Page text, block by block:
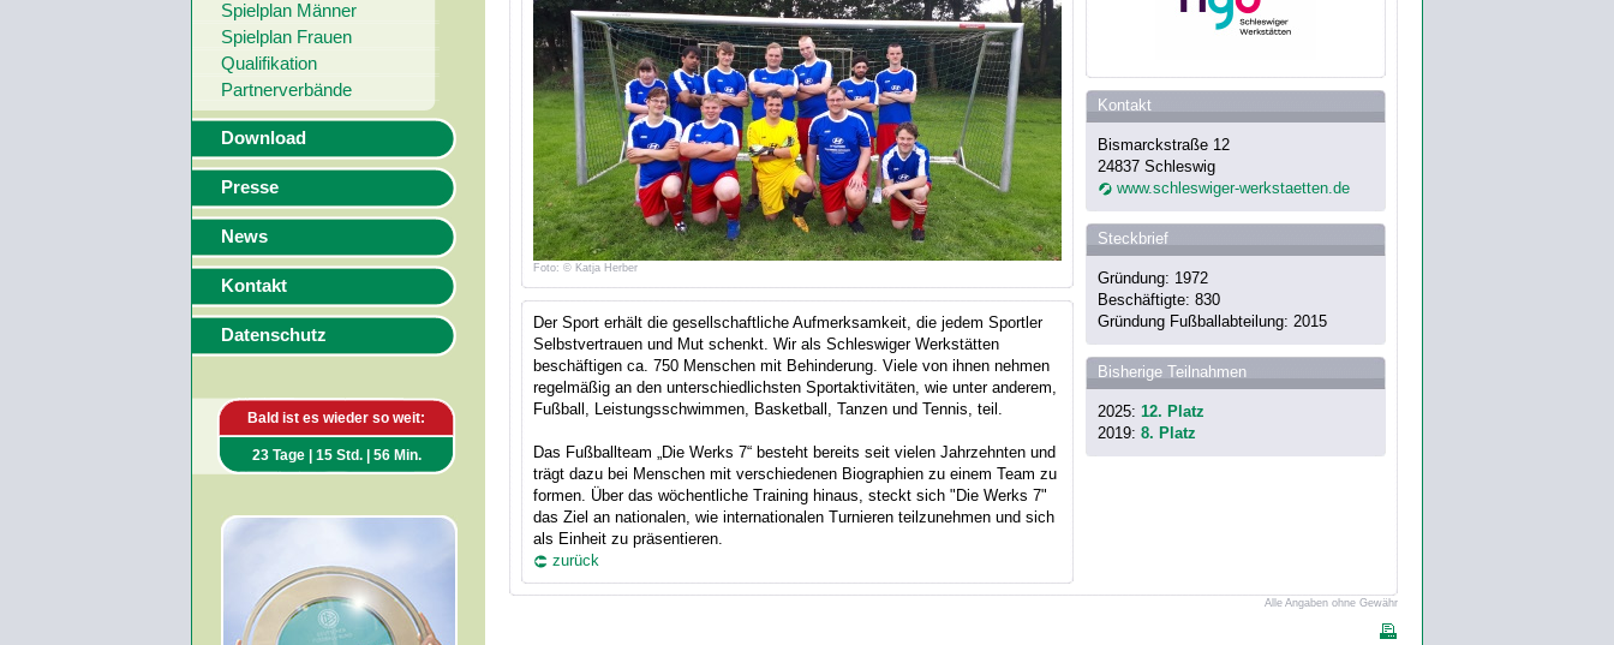
Spielplan Männer
Spielplan Frauen
Qualifikation
Partnerverbände
Download
Presse
News
Kontakt
Datenschutz
Bald ist es wieder so weit:
23 Tage | 15 Std. | 56 Min.
Foto: © Katja Herber
Der Sport erhält die gesellschaftliche Aufmerksamkeit, die jedem Sportler
Selbstvertrauen und Mut schenkt. Wir als Schleswiger Werkstätten
beschäftigen ca. 750 Menschen mit Behinderung. Viele von ihnen nehmen
regelmäßig an den unterschiedlichsten Sportaktivitäten, wie unter anderem,
Fußball, Leistungsschwimmen, Basketball, Tanzen und Tennis, teil.
Das Fußballteam „Die Werks 7“ besteht bereits seit vielen Jahrzehnten und
trägt dazu bei Menschen mit verschiedenen Biographien zu einem Team zu
formen. Über das wöchentliche Training hinaus, steckt sich "Die Werks 7"
das Ziel an nationalen, wie internationalen Turnieren teilzunehmen und sich
als Einheit zu präsentieren.
zurück
Kontakt
Bismarckstraße 12
24837 Schleswig
www.schleswiger-werkstaetten.de
Steckbrief
Gründung: 1972
Beschäftigte: 830
Gründung Fußballabteilung: 2015
Bisherige Teilnahmen
2025: 12. Platz
2019: 8. Platz
Alle Angaben ohne Gewähr